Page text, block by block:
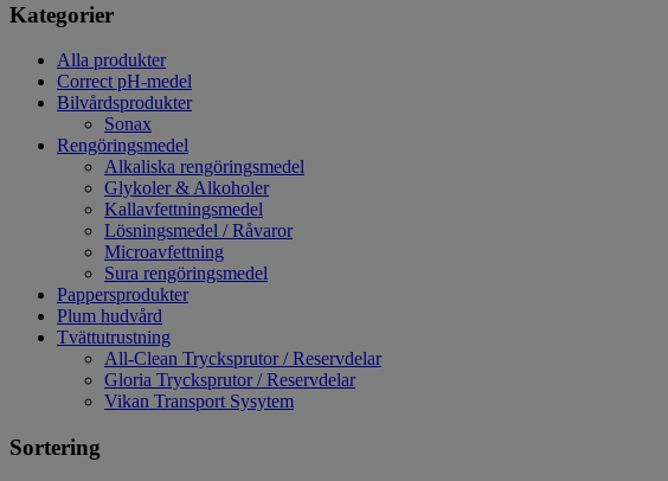
Kategorier
Alla produkter
Correct pH-medel
Bilvårdsprodukter
Sonax
Rengöringsmedel
Alkaliska rengöringsmedel
Glykoler & Alkoholer
Kallavfettningsmedel
Lösningsmedel / Råvaror
Microavfettning
Sura rengöringsmedel
Pappersprodukter
Plum hudvård
Tvättutrustning
All-Clean Trycksprutor / Reservdelar
Gloria Trycksprutor / Reservdelar
Vikan Transport Sysytem
Sortering